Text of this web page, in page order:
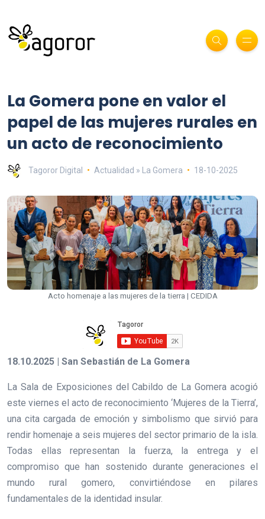
La Gomera pone en valor el
papel de las mujeres rurales en
un acto de reconocimiento
Tagoror Digital Actualidad » La Gomera 18-10-2025
Acto homenaje a las mujeres de la tierra | CEDIDA
18.10.2025 | San Sebastián de La Gomera
La Sala de Exposiciones del Cabildo de La Gomera acogió
este viernes el acto de reconocimiento ‘Mujeres de la Tierra’,
una cita cargada de emoción y simbolismo que sirvió para
rendir homenaje a seis mujeres del sector primario de la isla.
Todas ellas representan la fuerza, la entrega y el
compromiso que han sostenido durante generaciones el
mundo rural gomero, convirtiéndose en pilares
fundamentales de la identidad insular.